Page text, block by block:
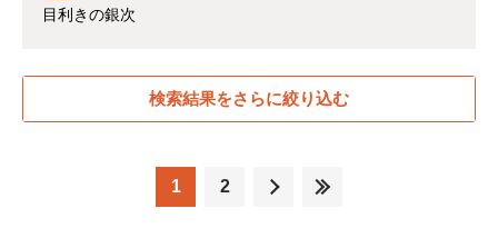
目利きの銀次
検索結果をさらに絞り込む
1 2